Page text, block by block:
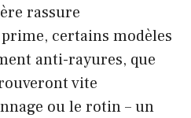
rassure
certains modèles
anti-rayures, que
vite
ou le rotin – un